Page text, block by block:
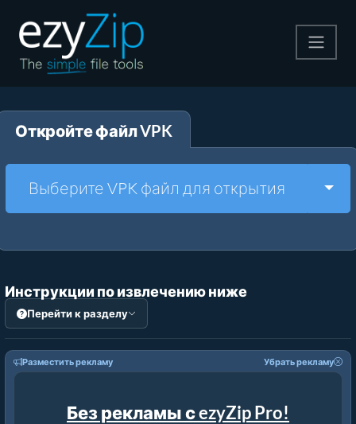
Pаспаковывайте
Другие инструменты
Откройте файл VPK
Выберите VPK файл для открытия
Инструкции по извлечению ниже
Перейти к разделу
Разместить рекламу Убрать рекламу
Без рекламы с ezyZip Pro!